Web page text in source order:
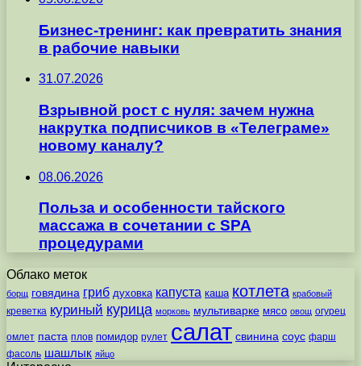
Бизнес-тренинг: как превратить знания
в рабочие навыки
31.07.2026
Взрывной рост с нуля: зачем нужна
накрутка подписчиков в «Телеграме»
новому каналу?
08.06.2026
Польза и особенности тайского
массажа в сочетании с SPA
процедурами
Облако меток
борщ говядина гриб духовка капуста каша котлета крабовый
креветка куриный курица морковь мультиварке мясо овощ огурец
омлет паста плов помидор рулет салат свинина соус фарш
фасоль шашлык яйцо